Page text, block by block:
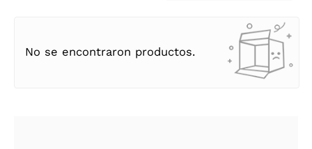
No se encontraron productos.